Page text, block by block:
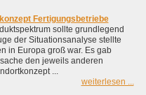
Fertigungsbetriebe
sollte grundlegend
der Situationsanalyse stellte
in Europa groß war. Es gab
den jeweils anderen
...
weiterlesen ...